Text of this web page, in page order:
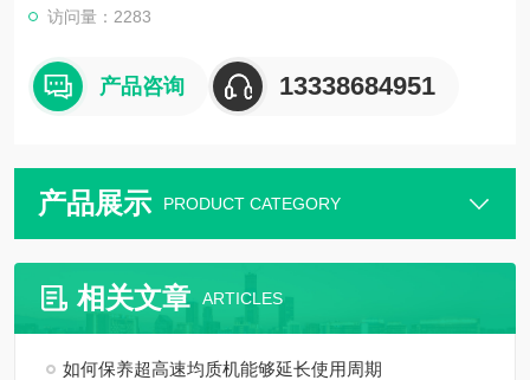
访问量：2283
产品咨询 13338684951
产品展示 PRODUCT CATEGORY
相关文章 ARTICLES
如何保养超高速均质机能够延长使用周期